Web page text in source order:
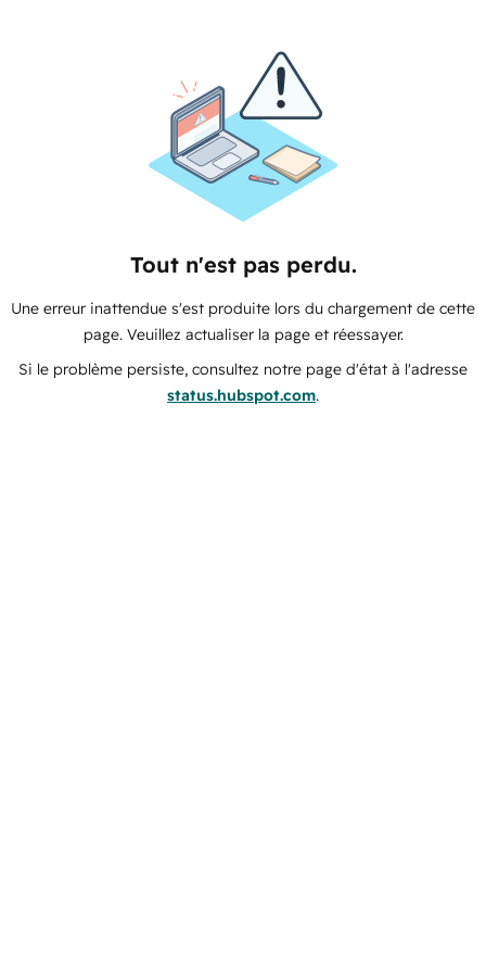
Tout n'est pas perdu.
Une erreur inattendue s'est produite lors du chargement de cette
page. Veuillez actualiser la page et réessayer.
Si le problème persiste, consultez notre page d'état à l'adresse
status.hubspot.com.